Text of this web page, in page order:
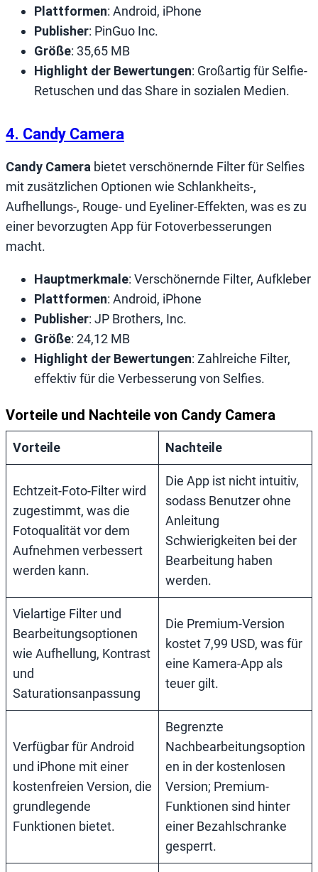
Plattformen: Android, iPhone
Publisher: PinGuo Inc.
Größe: 35,65 MB
Highlight der Bewertungen: Großartig für Selfie-
Retuschen und das Share in sozialen Medien.
4. Candy Camera
Candy Camera bietet verschönernde Filter für Selfies
mit zusätzlichen Optionen wie Schlankheits-,
Aufhellungs-, Rouge- und Eyeliner-Effekten, was es zu
einer bevorzugten App für Fotoverbesserungen
macht.
Hauptmerkmale: Verschönernde Filter, Aufkleber
Plattformen: Android, iPhone
Publisher: JP Brothers, Inc.
Größe: 24,12 MB
Highlight der Bewertungen: Zahlreiche Filter,
effektiv für die Verbesserung von Selfies.
Vorteile und Nachteile von Candy Camera
Vorteile Nachteile
Echtzeit-Foto-Filter wird
zugestimmt, was die
Fotoqualität vor dem
Aufnehmen verbessert
werden kann.
Die App ist nicht intuitiv,
sodass Benutzer ohne
Anleitung
Schwierigkeiten bei der
Bearbeitung haben
werden.
Vielartige Filter und
Bearbeitungsoptionen
wie Aufhellung, Kontrast
und
Saturationsanpassung
Die Premium-Version
kostet 7,99 USD, was für
eine Kamera-App als
teuer gilt.
Verfügbar für Android
und iPhone mit einer
kostenfreien Version, die
grundlegende
Funktionen bietet.
Begrenzte
Nachbearbeitungsoption
en in der kostenlosen
Version; Premium-
Funktionen sind hinter
einer Bezahlschranke
gesperrt.